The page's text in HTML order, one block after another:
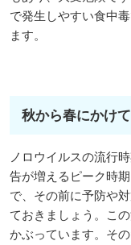
で発生しやすい食中
ます。
秋から春にかけ
ノロウイルスの流行
告が増えるピーク時
で、その前に予防や
ておきましょう。こ
かぶっています。そ